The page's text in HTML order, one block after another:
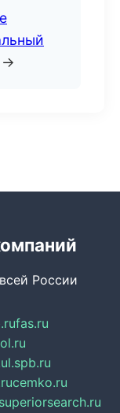
→
России
fas.ru
cemko.ru
superiorsearch.ru